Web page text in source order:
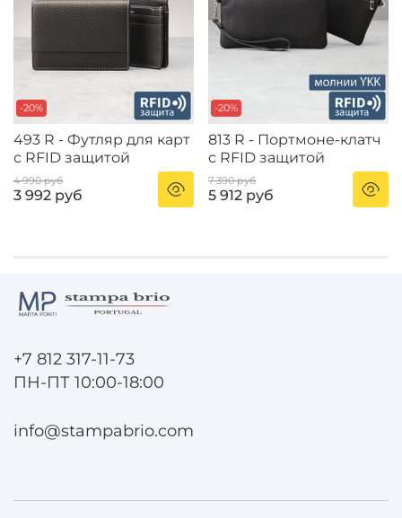
-20%
493 R - Футляр для карт
с RFID защитой
4 990 руб
3 992 руб
-20%
813 R - Портмоне-клатч
с RFID защитой
7 390 руб
5 912 руб
+7 812 317-11-73
ПН-ПТ 10:00-18:00
info@stampabrio.com